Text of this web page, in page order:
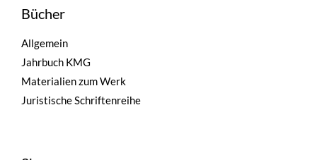
Bücher
Allgemein
Jahrbuch KMG
Materialien zum Werk
Juristische Schriftenreihe